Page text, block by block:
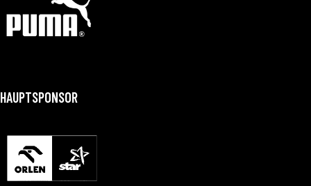
HAUPTSPONSOR